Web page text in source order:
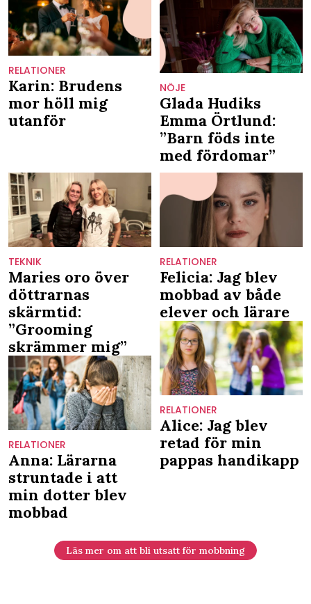
RELATIONER
Karin: Brudens
mor höll mig
utanför
NÖJE
Glada Hudiks
Emma Örtlund:
”Barn föds inte
med fördomar”
TEKNIK
Maries oro över
döttrarnas
skärmtid:
”Grooming
skrämmer mig”
RELATIONER
Anna: Lärarna
struntade i att
min dotter blev
mobbad
RELATIONER
Felicia: Jag blev
mobbad av både
elever och lärare
RELATIONER
Alice: Jag blev
retad för min
pappas handikapp
Läs mer om att bli utsatt för mobbning